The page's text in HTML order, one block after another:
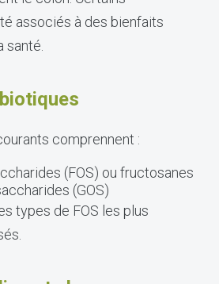
associés à des bienfaits
santé.
comprennent :
(FOS) ou fructosanes
(GOS)
types de FOS les plus